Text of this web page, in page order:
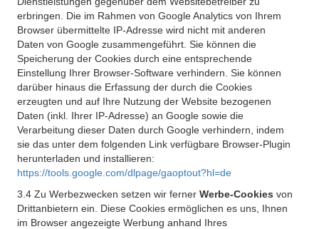
erbringen. Die im Rahmen von Google Analytics von Ihrem
Browser übermittelte IP-Adresse wird nicht mit anderen
Daten von Google zusammengeführt. Sie können die
Speicherung der Cookies durch eine entsprechende
Einstellung Ihrer Browser-Software verhindern. Sie können
darüber hinaus die Erfassung der durch die Cookies
erzeugten und auf Ihre Nutzung der Website bezogenen
Daten (inkl. Ihrer IP-Adresse) an Google sowie die
Verarbeitung dieser Daten durch Google verhindern, indem
sie das unter dem folgenden Link verfügbare Browser-Plugin
herunterladen und installieren:
https://tools.google.com/dlpage/gaoptout?hl=de
3.4 Zu Werbezwecken setzen wir ferner Werbe-Cookies von
Drittanbietern ein. Diese Cookies ermöglichen es uns, Ihnen
im Browser angezeigte Werbung anhand Ihres